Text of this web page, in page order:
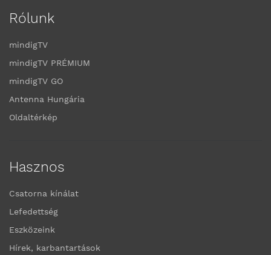
Rólunk
mindigTV
mindigTV PRÉMIUM
mindigTV GO
Antenna Hungária
Oldaltérkép
Hasznos
Csatorna kínálat
Lefedettség
Eszközeink
Hírek, karbantartások